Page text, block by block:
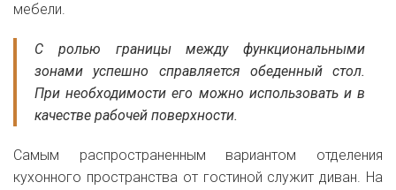
мебели.
С ролью границы между функциональными
зонами успешно справляется обеденный стол.
При необходимости его можно использовать и в
качестве рабочей поверхности.
Самым распространенным вариантом отделения
кухонного пространства от гостиной служит диван. На